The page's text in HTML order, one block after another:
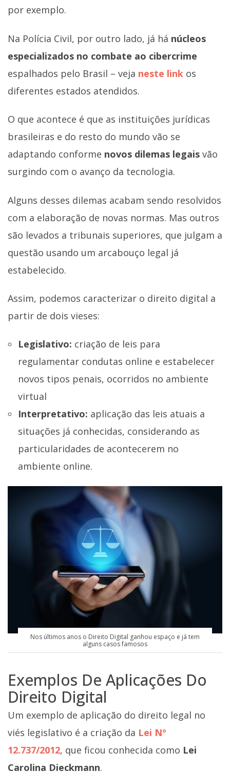
por exemplo.
Na Polícia Civil, por outro lado, já há núcleos
especializados no combate ao cibercrime
espalhados pelo Brasil – veja neste link os
diferentes estados atendidos.
O que acontece é que as instituições jurídicas
brasileiras e do resto do mundo vão se
adaptando conforme novos dilemas legais vão
surgindo com o avanço da tecnologia.
Alguns desses dilemas acabam sendo resolvidos
com a elaboração de novas normas. Mas outros
são levados a tribunais superiores, que julgam a
questão usando um arcabouço legal já
estabelecido.
Assim, podemos caracterizar o direito digital a
partir de dois vieses:
Legislativo: criação de leis para
regulamentar condutas online e estabelecer
novos tipos penais, ocorridos no ambiente
virtual
Interpretativo: aplicação das leis atuais a
situações já conhecidas, considerando as
particularidades de acontecerem no
ambiente online.
Nos últimos anos o Direito Digital ganhou espaço e já tem
alguns casos famosos
Exemplos De Aplicações Do
Direito Digital
Um exemplo de aplicação do direito legal no
viés legislativo é a criação da Lei Nº
12.737/2012, que ficou conhecida como Lei
Carolina Dieckmann.